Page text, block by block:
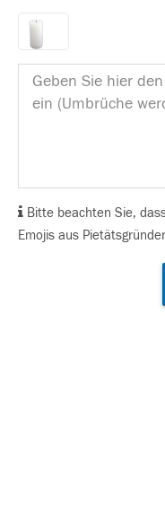
Bitte beachten Sie,
Emojis aus